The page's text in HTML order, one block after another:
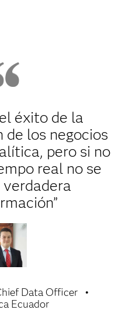
éxito de la
los negocios
pero si no
real no se
verdadera
Data Officer
Ecuador